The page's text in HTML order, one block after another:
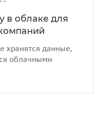
в облаке для
хранятся данные,
облачными